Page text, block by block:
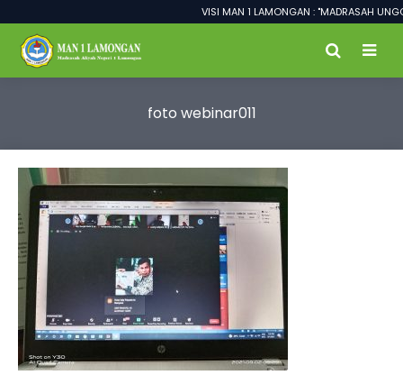
VISI MAN 1 LAMONGAN : "MADRASAH
foto webinar011